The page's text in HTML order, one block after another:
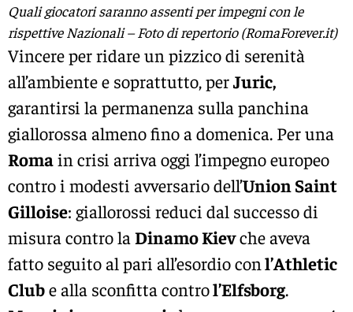
Quali giocatori saranno assenti per impegni con le
rispettive Nazionali – Foto di repertorio (RomaForever.it)
Vincere per ridare un pizzico di serenità
all’ambiente e soprattutto, perJuric,
garantirsi la permanenza sulla panchina
giallorossa almeno fino a domenica. Per una
Romain crisi arriva oggi l’impegno europeo
contro i modesti avversario dell’Union Saint
Gilloise: giallorossi reduci dal successo di
misura contro la Dinamo Kievche aveva
fatto seguito al pari all’esordio conl’Athletic
Clube alla sconfitta control’Elfsborg.